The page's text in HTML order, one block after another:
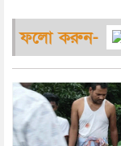
ফলো করুন-